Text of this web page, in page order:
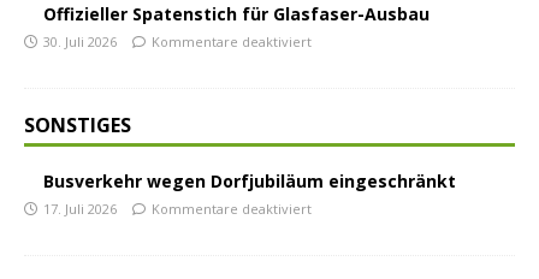
Offizieller Spatenstich für Glasfaser-Ausbau
30. Juli 2026 Kommentare deaktiviert
SONSTIGES
Busverkehr wegen Dorfjubiläum eingeschränkt
17. Juli 2026 Kommentare deaktiviert